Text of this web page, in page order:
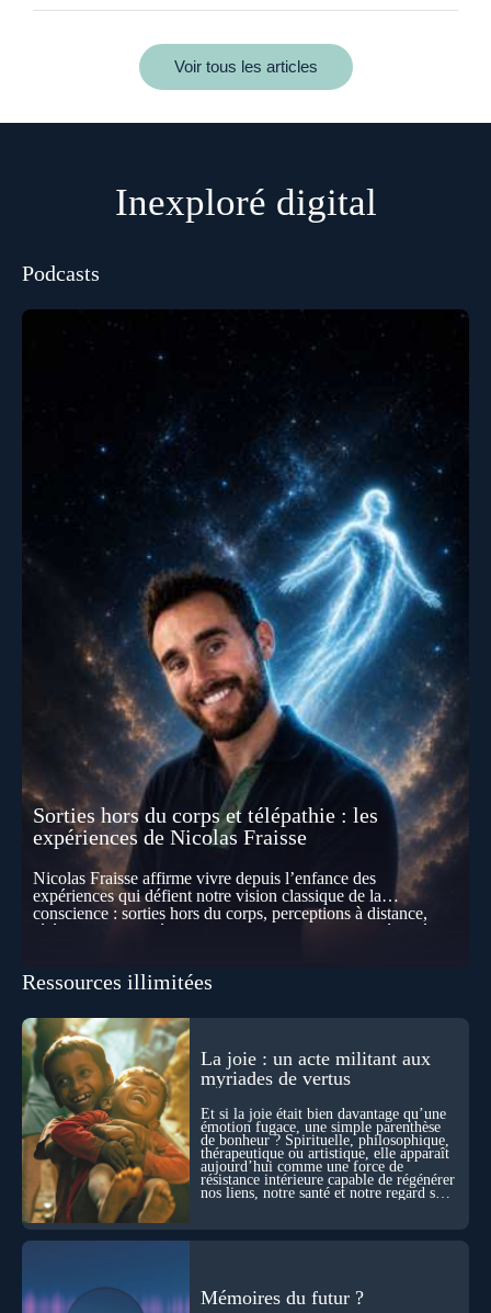
Voir tous les articles
Inexploré digital
Podcasts
Sorties hors du corps et télépathie : les
expériences de Nicolas Fraisse
Nicolas Fraisse affirme vivre depuis l’enfance des
expériences qui défient notre vision classique de la
conscience : sorties hors du corps, perceptions à distance,
télépathie spontanée… Comment accueillir ces phénomènes
les pensées d’autrui ? Que deviennent l’espace, le temps… et
disparaître ? Au fil de cet échange, Nicolas raconte ses
expériences les plus troublantes : visions vérifiées,
explorations du cosmos, présence d’autres consciences
durant ses sorties, protocoles scientifiques… et toujours, cette
sensation étrange d’être relié à bien plus vaste que lui-même
! Sommes-nous à l’aube d’une révolution de la conscience ?
Sans doute. Mais encore faut-il accepter d’explorer ces
territoires avec lucidité, et rigueur…
Ressources illimitées
La joie : un acte militant aux
myriades de vertus
Et si la joie était bien davantage qu’une
émotion fugace, une simple parenthèse
de bonheur ? Spirituelle, philosophique,
thérapeutique ou artistique, elle apparaît
aujourd’hui comme une force de
résistance intérieure capable de régénérer
nos liens, notre santé et notre regard sur
le monde.
Mémoires du futur ?